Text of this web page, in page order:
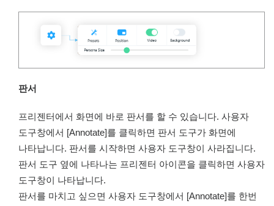
판서
프리젠터에서 화면에 바로 판서를 할 수 있습니다. 사용자
도구창에서 [Annotate]를 클릭하면 판서 도구가 화면에
나타납니다. 판서를 시작하면 사용자 도구창이 사라집니다.
판서 도구 옆에 나타나는 프리젠터 아이콘을 클릭하면 사용자
도구창이 나타납니다.
판서를 마치고 싶으면 사용자 도구창에서 [Annotate]를 한번